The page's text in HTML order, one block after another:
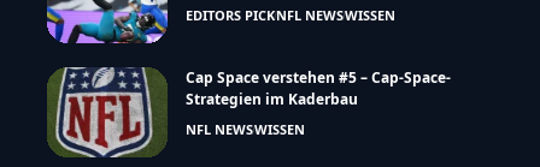
EDITORS PICKNFL NEWSWISSEN
Cap Space verstehen #5 – Cap-Space-
Strategien im Kaderbau
NFL NEWSWISSEN